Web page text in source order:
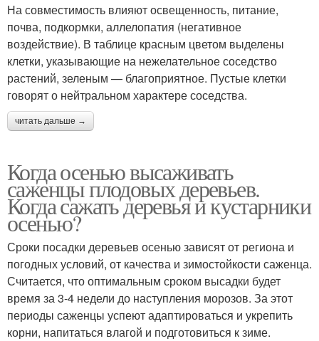
На совместимость влияют освещенность, питание,
почва, подкормки, аллелопатия (негативное
воздействие). В таблице красным цветом выделены
клетки, указывающие на нежелательное соседство
растений, зеленым — благоприятное. Пустые клетки
говорят о нейтральном характере соседства.
читать дальше →
Когда осенью высаживать
саженцы плодовых деревьев.
Когда сажать деревья и кустарники
осенью?
Сроки посадки деревьев осенью зависят от региона и
погодных условий, от качества и зимостойкости саженца.
Считается, что оптимальным сроком высадки будет
время за 3-4 недели до наступления морозов. За этот
периоды саженцы успеют адаптироваться и укрепить
корни, напитаться влагой и подготовиться к зиме.